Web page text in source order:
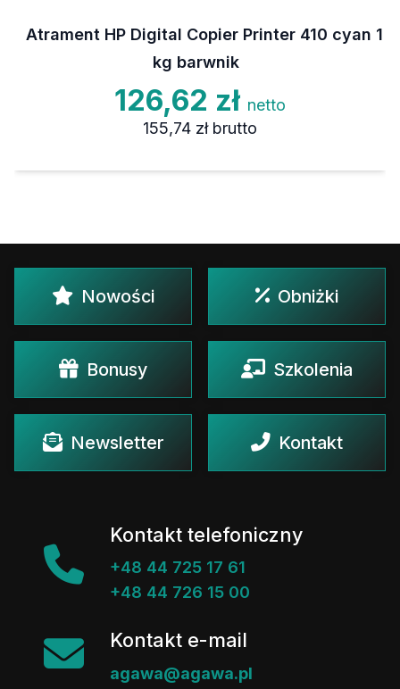
Atrament HP Digital Copier Printer 410 cyan 1
kg barwnik
126,62 zł netto
155,74 zł brutto
Nowości Obniżki
Bonusy Szkolenia
Newsletter Kontakt
Kontakt telefoniczny
+48 44 725 17 61
+48 44 726 15 00
Kontakt e-mail
agawa@agawa.pl